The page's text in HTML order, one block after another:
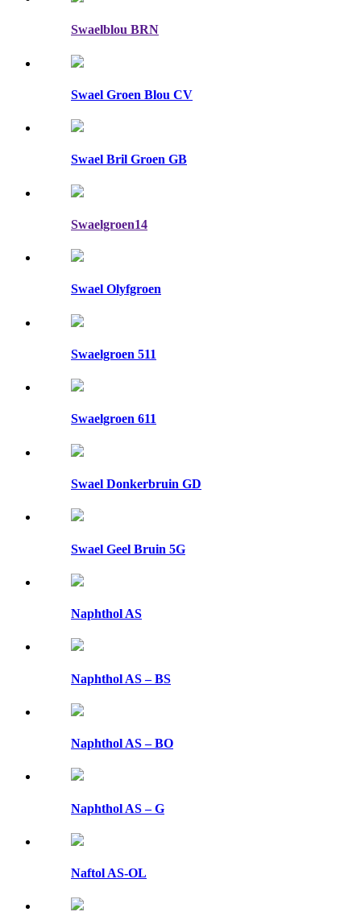
Swaelblou BRN
Swael Groen Blou CV
Swael Bril Groen GB
Swaelgroen14
Swael Olyfgroen
Swaelgroen 511
Swaelgroen 611
Swael Donkerbruin GD
Swael Geel Bruin 5G
Naphthol AS
Naphthol AS – BS
Naphthol AS – BO
Naphthol AS – G
Naftol AS-OL